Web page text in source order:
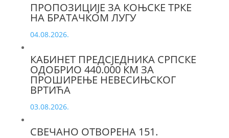
ПРОПОЗИЦИЈЕ ЗА КОЊСКЕ ТРКЕ
НА БРАТАЧКОМ ЛУГУ
04.08.2026.
КАБИНЕТ ПРЕДСЈЕДНИКА СРПСКЕ
ОДОБРИО 440.000 КМ ЗА
ПРОШИРЕЊЕ НЕВЕСИЊСКОГ
ВРТИЋА
03.08.2026.
СВЕЧАНО ОТВОРЕНА 151.